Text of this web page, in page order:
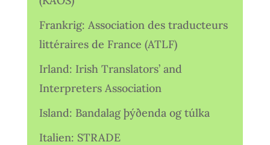
Frankrig: Association des traducteurs
littéraires de France (ATLF)
Irland: Irish Translators’ and
Interpreters Association
Island: Bandalag þýðenda og túlka
Italien: STRADE